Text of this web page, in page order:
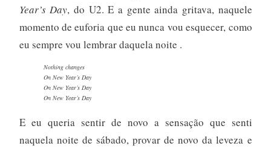
Year’s Day, do U2. E a gente ainda gritava, naquele
momento de euforia que eu nunca vou esquecer, como
eu sempre vou lembrar daquela noite .
Nothing changes
On New Year’s Day
On New Year’s Day
On New Year’s Day
E eu queria sentir de novo a sensação que senti
naquela noite de sábado, provar de novo da leveza e